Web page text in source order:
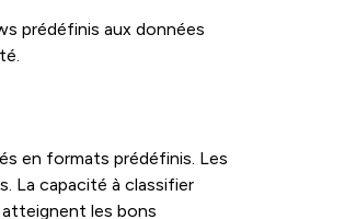
prédéfinis aux données
en formats prédéfinis. Les
La capacité à classifier
les bons